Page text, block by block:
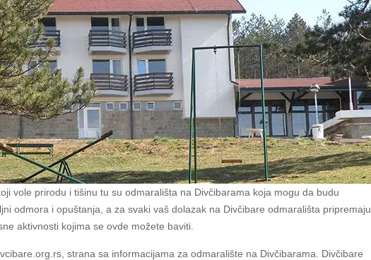
vole prirodu i tišinu tu su odmarališta na Divčibarama koja mogu da budu
odmora i opuštanja, a za svaki vaš dolazak na Divčibare odmarališta pripremaju
aktivnosti kojima se ovde možete baviti.
strana sa informacijama za odmaralište na Divčibarama. Divčibare